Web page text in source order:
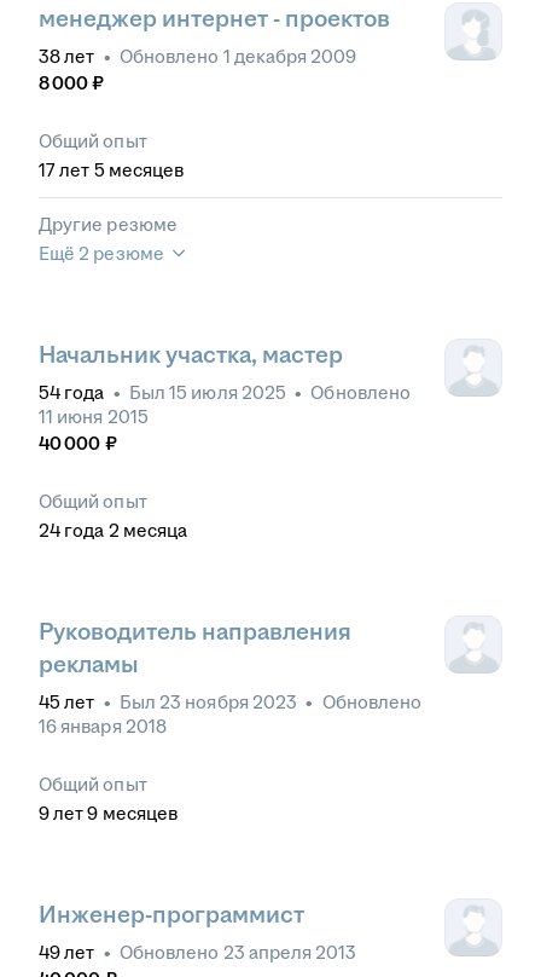
менеджер интернет - проектов
38лет • Обновлено 1 декабря 2009
8 000 ₽
Общий опыт
17лет 5 месяцев
Другие резюме
Ещё 2 резюме
Начальник участка, мастер
54 года • Был 15 июля 2025 • Обновлено
11 июня 2015
40 000 ₽
Общий опыт
24 года 2 месяца
Руководитель направления
рекламы
45 лет • Был 23 ноября 2023 • Обновлено
16 января 2018
Общий опыт
9лет 9 месяцев
Инженер-программист
49лет • Обновлено 23 апреля 2013